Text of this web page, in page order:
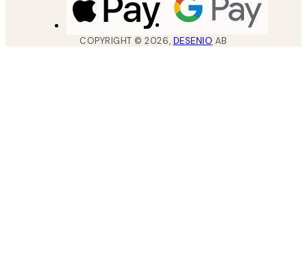
COPYRIGHT ©2026, DESENIO AB